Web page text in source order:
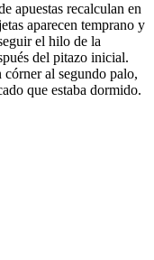
apuestas recalculan en
aparecen temprano y
el hilo de la
del pitazo inicial.
al segundo palo,
que estaba dormido.